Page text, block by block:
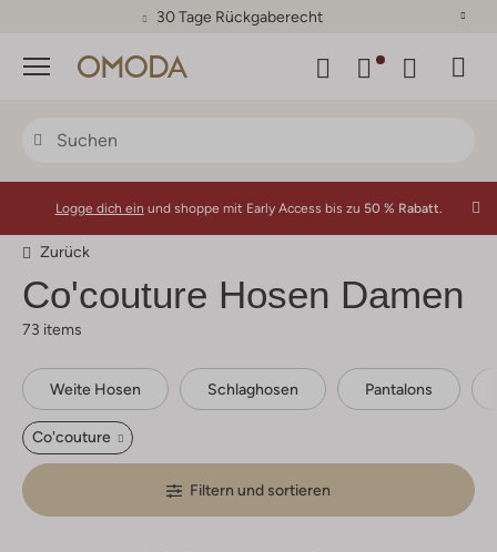
30 Tage Rückgaberecht
Menü
Logge dich ein und shoppe mit Early Access bis zu 50 % Rabatt.
Zurück
Co'couture Hosen Damen
73 items
Weite Hosen Schlaghosen Pantalons
Co'couture
Filtern und sortieren